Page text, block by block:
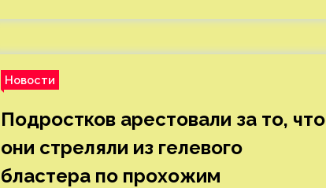
Новости
Подростков арестовали за то, что
они стреляли из гелевого
бластера по прохожим